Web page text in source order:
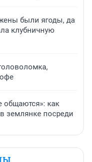
были ягоды, да
клубничную
общаются»: как
землянке посреди